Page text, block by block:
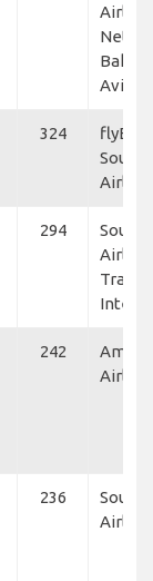
Baker
324
294
242
236